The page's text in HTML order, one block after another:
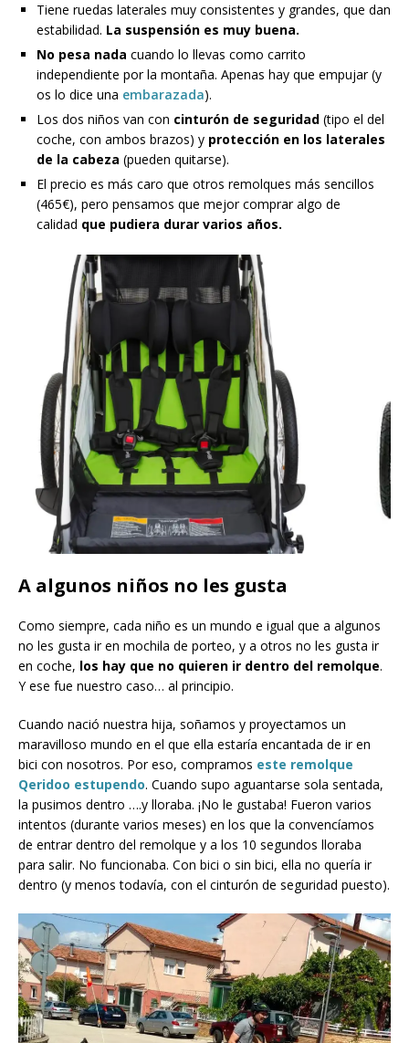
Tiene ruedas laterales muy consistentes y grandes, que dan
estabilidad. La suspensión es muy buena.
No pesa nada cuando lo llevas como carrito
independiente por la montaña. Apenas hay que empujar (y
os lo dice una embarazada).
Los dos niños van con cinturón de seguridad (tipo el del
coche, con ambos brazos) y protección en los laterales
de la cabeza (pueden quitarse).
El precio es más caro que otros remolques más sencillos
(465€), pero pensamos que mejor comprar algo de
calidad que pudiera durar varios años.
A algunos niños no les gusta
Como siempre, cada niño es un mundo e igual que a algunos
no les gusta ir en mochila de porteo, y a otros no les gusta ir
en coche, los hay que no quieren ir dentro del remolque.
Y ese fue nuestro caso… al principio.
Cuando nació nuestra hija, soñamos y proyectamos un
maravilloso mundo en el que ella estaría encantada de ir en
bici con nosotros. Por eso, compramos este remolque
Qeridoo estupendo. Cuando supo aguantarse sola sentada,
la pusimos dentro ….y lloraba. ¡No le gustaba! Fueron varios
intentos (durante varios meses) en los que la convencíamos
de entrar dentro del remolque y a los 10 segundos lloraba
para salir. No funcionaba. Con bici o sin bici, ella no quería ir
dentro (y menos todavía, con el cinturón de seguridad puesto).